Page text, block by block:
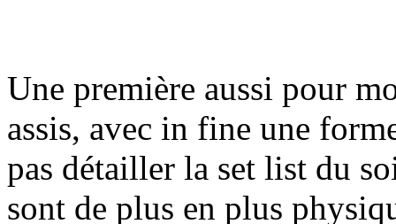
Une première aussi pour
assis, avec in fine une
pas détailler la set list du
sont de plus en plus